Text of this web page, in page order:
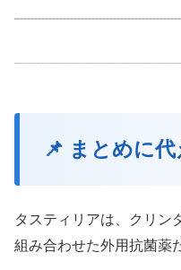
📌 まとめに代
タスティリアは、クリン
組み合わせた外用抗菌薬